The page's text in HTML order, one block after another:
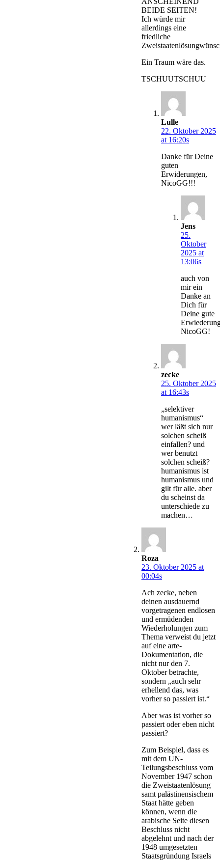
BEIDE SEITEN!
Ich würde mir
allerdings eine
friedliche
Ein Traum wäre das.
TSCHUUTSCHUU
Lulle
22. Oktober 2025
at 16:20s
Danke für Deine
guten
Erwiderungen,
NicoGG!!!
Jens
25.
Oktober
2025 at
13:06s
auch von
mir ein
Danke an
Dich für
Deine gute
NicoGG!
zecke
25. Oktober 2025
at 16:43s
„selektiver
humanismus“
wer läßt sich nur
solchen scheiß
einfallen? und
wer benutzt
solchen scheiß?
humanismus ist
humanismus und
gilt für alle. aber
du scheinst da
unterschiede zu
machen…
Roza
23. Oktober 2025 at
00:04s
Ach zecke, neben
deinen ausdauernd
vorgetragenen endlosen
und ermüdenden
Wiederholungen zum
Thema verweist du jetzt
auf eine arte-
Dokumentation, die
nicht nur den 7.
Oktober betrachte,
sondern „auch sehr
erhellend das, was
vorher so passiert ist.“
Aber was ist vorher so
passiert oder eben nicht
passiert?
Zum Beispiel, dass es
mit dem UN-
Teilungsbeschluss vom
November 1947 schon
die Zweistaatenlösung
samt palästinensischem
Staat hätte geben
können, wenn die
arabische Seite diesen
Beschluss nicht
abgelehnt und nach der
1948 umgesetzten
Staatsgründung Israels